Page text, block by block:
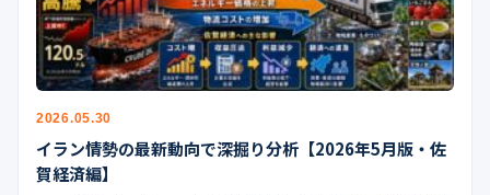
梱包資材 ▼
イラン情勢まとめ ▼
公式ブログ
会社案内
2026.05.30
イラン情勢の最新動向で深掘り分析【2026年5月版・佐
賀経済編】